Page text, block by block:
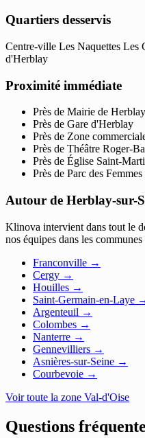
Quartiers desservis
Centre-ville Les Naquettes Les
d'Herblay
Proximité immédiate
Près de Mairie de
Près de Gare d'Herblay
Près de Zone
Près de Théâtre Roger-
Près de Église Saint-
Près de Parc des Femmes
Autour de Herblay-sur-
Klinova intervient dans tout le
nos équipes dans les
Franconville →
Cergy →
Houilles →
Saint-Germain-en-Laye
Argenteuil →
Colombes →
Nanterre →
Gennevilliers →
Asnières-sur-Seine →
Courbevoie →
Voir toute la zone Val-d'Oise
Questions